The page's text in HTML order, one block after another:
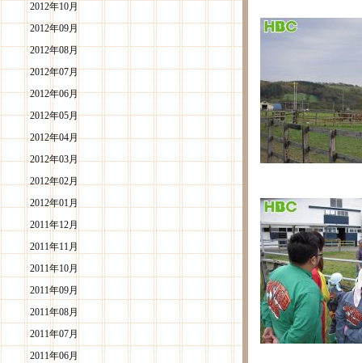
2012年10月
2012年09月
2012年08月
2012年07月
2012年06月
2012年05月
2012年04月
2012年03月
2012年02月
2012年01月
2011年12月
2011年11月
2011年10月
2011年09月
2011年08月
2011年07月
2011年06月